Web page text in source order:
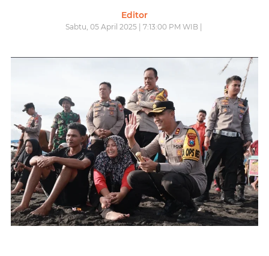
Editor
Sabtu, 05 April 2025 | 7:13:00 PM WIB |